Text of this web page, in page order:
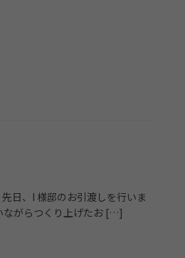
日、I 様邸のお引渡しを行いま
ながらつくり上げたお […]